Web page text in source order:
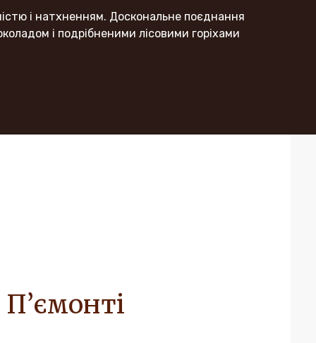
і натхненням. Доскональне поєднання
і подрібненими лісовими горіхами